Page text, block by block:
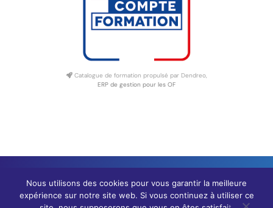
Catalogue de formation propulsé par Dendreo,
ERP de gestion pour les OF
© 2026 Funae
Mentions
légales
Politique
de
Design &
développement
Nous utilisons des cookies pour vous garantir la meilleure
expérience sur notre site web. Si vous continuez à utiliser ce